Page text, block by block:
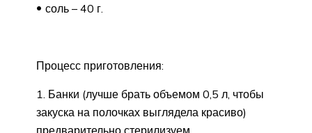
соль – 40 г.
Процесс приготовления:
Банки (лучше брать объемом 0,5 л, чтобы
закуска на полочках выглядела красиво)
предварительно стерилизуем.